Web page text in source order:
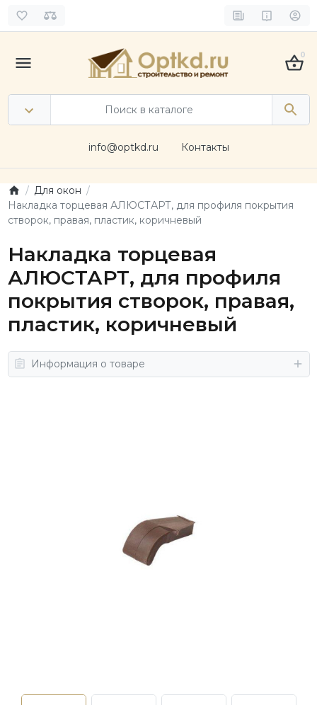
0
info@optkd.ru Контакты
Для окон
Накладка торцевая АЛЮСТАРТ, для профиля покрытия
створок, правая, пластик, коричневый
Накладка торцевая
АЛЮСТАРТ, для профиля
покрытия створок, правая,
пластик, коричневый
Информация о товаре